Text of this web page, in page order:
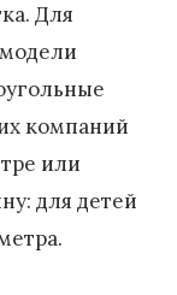
Для
компаний
или
для детей